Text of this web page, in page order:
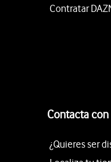
Contratar
Contacta
¿Quieres ser